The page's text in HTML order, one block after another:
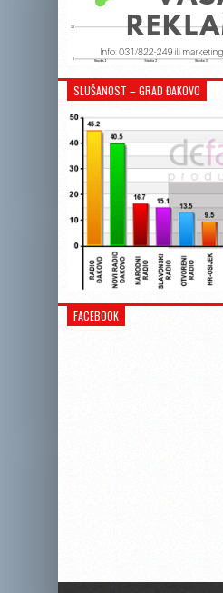
SLUŠANOST – GRAD ĐAKOVO
FACEBOOK